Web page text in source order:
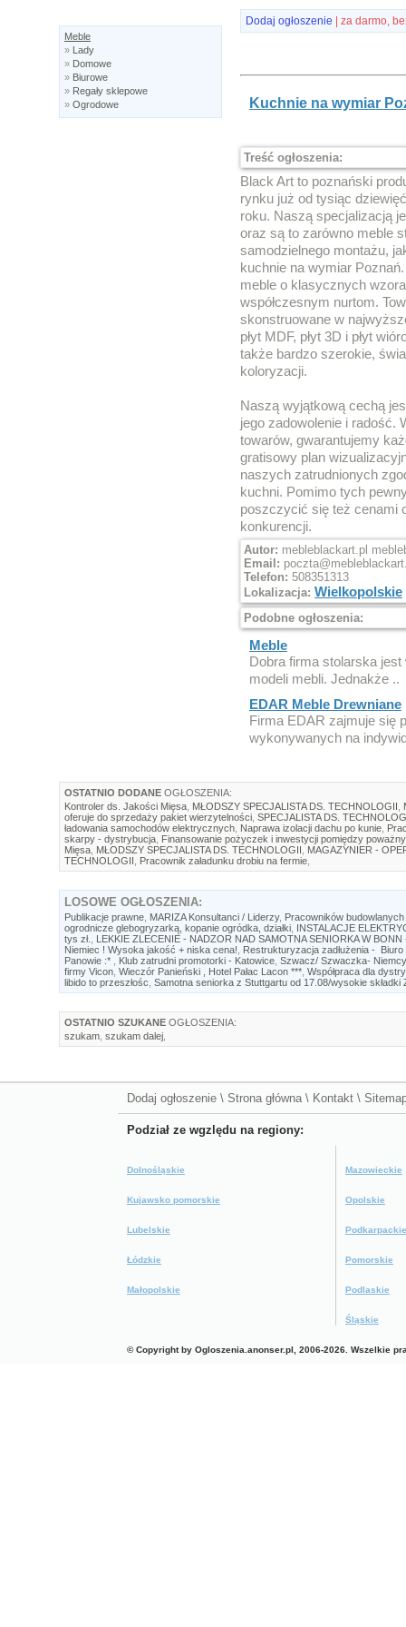
Meble
» Lady
» Domowe
» Biurowe
» Regały sklepowe
» Ogrodowe
Dodaj ogłoszenie | za darmo,
Kuchnie na wymiar
Treść ogłoszenia:
Black Art to poznański
rynku już od tysiąc
roku. Naszą specjalizacją
oraz są to zarówno meble
samodzielnego montażu,
kuchnie na wymiar
meble o klasycznych
współczesnym nurtom.
skonstruowane w
płyt MDF, płyt 3D i płyt
także bardzo szerokie,
koloryzacji.
Naszą wyjątkową cechą
jego zadowolenie i radość.
towarów, gwarantujemy
gratisowy plan
naszych zatrudnionych
kuchni. Pomimo tych
poszczycić się też cenami
konkurencji.
Autor: mebleblackart.pl
Email:
Telefon: 508351313
Lokalizacja: Wielkopolskie
Podobne ogłoszenia:
Meble
Dobra firma stolarska
modeli mebli. Jednakże ..
EDAR Meble Drewniane
Firma EDAR zajmuje się
wykonywanych na
OSTATNIO DODANE OGŁOSZENIA:
Kontroler ds. Jakości Mięsa MŁODSZY SPECJALISTA DS. TECHNOLOGII
oferuje do sprzedaży pakiet wierzytelności SPECJALISTA DS.
ładowania samochodów elektrycznych Naprawa izolacji dachu po kunie
skarpy - dystrybucja Finansowanie pożyczek i inwestycji pomiędzy
Mięsa MŁODSZY SPECJALISTA DS. TECHNOLOGII
MAGAZYNIER -
TECHNOLOGII
Pracownik załadunku drobiu na fermie
LOSOWE OGŁOSZENIA:
Publikacje prawne MARIZA Konsultanci / Liderzy, Pracowników
ogrodnicze glebogryzarką, kopanie ogródka, działki INSTALACJE
tys zł.
LEKKIE ZLECENIE - NADZOR NAD SAMOTNA SENIORKA W BONN
Niemiec ! Wysoka jakość + niska cena!
Restrukturyzacja zadłużenia -
Panowie :*
Klub zatrudni promotorki - Katowice Szwacz/ Szwaczka- Niemcy
firmy Vicon Wieczór Panieński , Hotel Pałac Lacon *** Współpraca dla
libido to przeszłośc Samotna seniorka z Stuttgartu od 17.08/wysokie składki
OSTATNIO SZUKANE OGŁOSZENIA:
szukam szukam dalej
Dodaj ogłoszenie \ Strona główna \ Kontakt \
Podział ze wgzlędu na regiony:
Dolnośląskie
Kujawsko pomorskie
Lubelskie
Łódzkie
Małopolskie
Mazowieckie
Opolskie
Podkarpackie
Pomorskie
Podlaskie
Śląskie
© Copyright by Ogloszenia.anonser.pl, 2006-2026. Wszelkie